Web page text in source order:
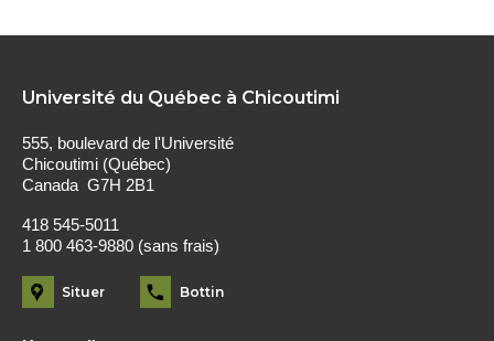
Université du Québec à Chicoutimi
555, boulevard de l'Université
Chicoutimi (Québec)
Canada G7H 2B1
418 545-5011
1 800 463-9880 (sans frais)
Situer Bottin